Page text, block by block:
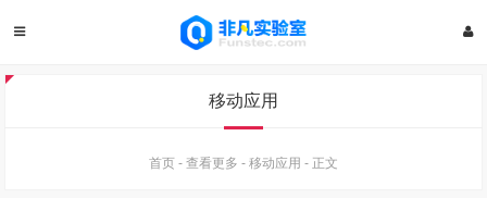
移动应用
首页 - 查看更多 - 移动应用 - 正文